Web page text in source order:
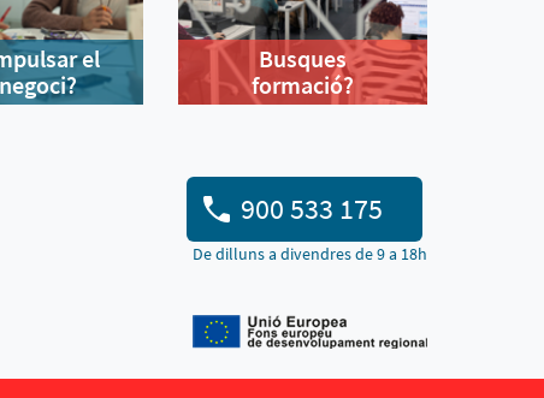
el
Busques
formació?
900 533 175
De dilluns a divendres de 9 a 18h